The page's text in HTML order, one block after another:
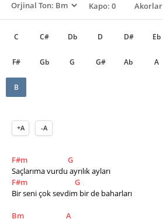
Kapo: 0 Akorlar
C C# Db D D# Eb
F# Gb G G# Ab A
B
+A -A
F#m
G
Saçlarıma vurdu ayrılık ayları
F#m
G
Bir seni çok sevdim bir de baharları
Bm
A